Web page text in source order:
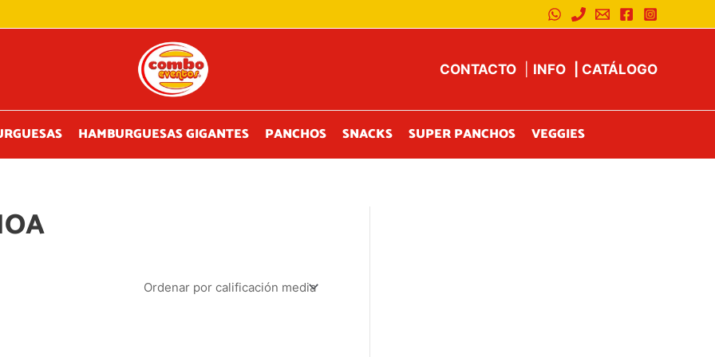
CONTACTO INFO CATÁLOGO
HAMBURGUESAS GIGANTES PANCHOS SNACKS SUPER PANCHOS VEGGIES